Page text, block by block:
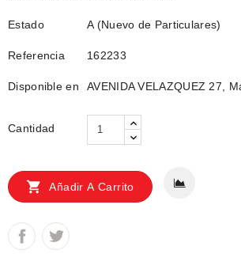
Estado A (Nuevo de Particulares)
Referencia 162233
Disponible en AVENIDA VELAZQUEZ 27,
Cantidad
 Añadir A Carrito